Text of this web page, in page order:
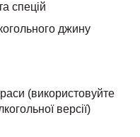
спецій
джину
(використовуйте
версії)